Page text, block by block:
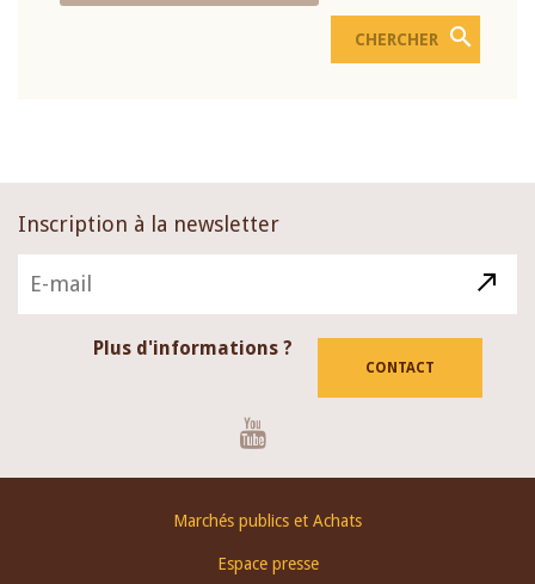
Inscription à la newsletter
Plus d'informations ?
CONTACT
Marchés publics et Achats
Espace presse